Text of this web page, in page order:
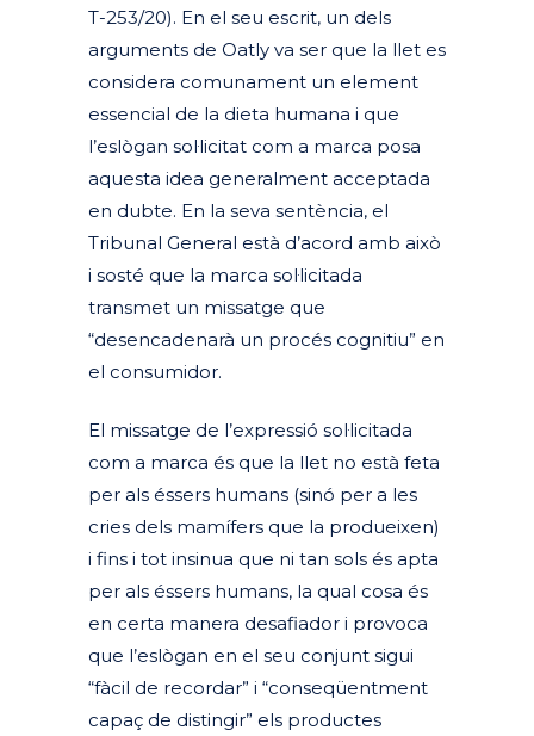
T-253/20). En el seu escrit, un dels
arguments de Oatly va ser que la llet es
considera comunament un element
essencial de la dieta humana i que
l’eslògan sol·licitat com a marca posa
aquesta idea generalment acceptada
en dubte. En la seva sentència, el
Tribunal General està d’acord amb això
i sosté que la marca sol·licitada
transmet un missatge que
“desencadenarà un procés cognitiu” en
el consumidor.
El missatge de l’expressió sol·licitada
com a marca és que la llet no està feta
per als éssers humans (sinó per a les
cries dels mamífers que la produeixen)
i fins i tot insinua que ni tan sols és apta
per als éssers humans, la qual cosa és
en certa manera desafiador i provoca
que l’eslògan en el seu conjunt sigui
“fàcil de recordar” i “conseqüentment
capaç de distingir” els productes